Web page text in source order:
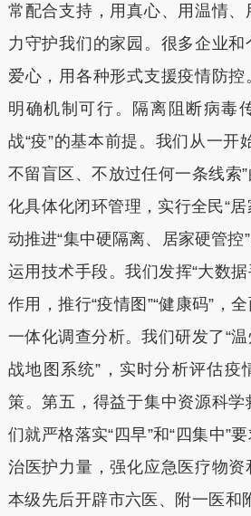
常配合支持，用真心、用温情
力守护我们的家园。很多企业
爱心，用各种形式支援疫情防
明确机制可行。隔离阻断病毒
战“疫”的基本前提。我们从一开
不留盲区、不放过任何一条线索
化具体化闭环管理，实行全民“
动推进“集中硬隔离、居家硬管控
运用技术手段。我们发挥“大数
作用，推行“疫情图”“健康码”，
一体化调查分析。我们研发了“
战地图系统”，实时分析评估疫
策。第五，得益于集中资源科
们就严格落实“四早”和“四集中”
治医护力量，强化应急医疗物
本级先后开辟市六医、附一医和